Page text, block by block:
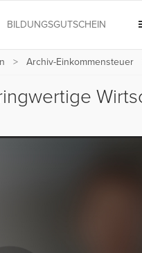
BILDUNGSGUTSCHEIN
Archiv-Einkommensteuer